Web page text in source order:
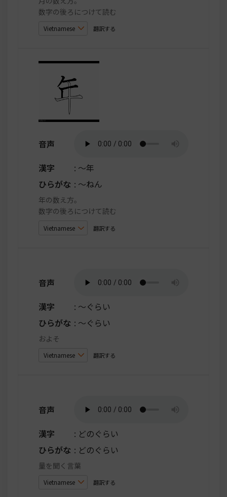
数字の後ろにつけて読む
翻訳する
音声
漢字
: ～年
ひらがな : ～ねん
年の数え方。
数字の後ろにつけて読む
翻訳する
音声
漢字
: ～ぐらい
ひらがな : ～ぐらい
およそ
翻訳する
音声
漢字
: どのぐらい
ひらがな : どのぐらい
量を聞く言葉
翻訳する